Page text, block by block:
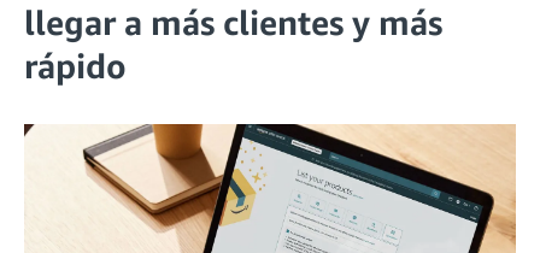
llegar a más clientes y más
rápido